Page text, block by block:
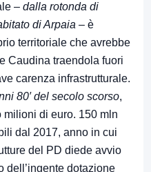
– dalla rotonda di
di Arpaia – è
territoriale che avrebbe
Caudina traendola fuori
carenza infrastrutturale.
80′ del secolo scorso,
di euro. 150 mln
dal 2017, anno in cui
del PD diede avvio
dell’ingente dotazione